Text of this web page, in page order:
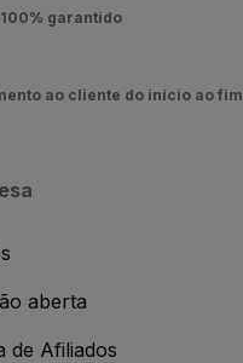
garantido
ao cliente do início ao fim
aberta
de Afiliados